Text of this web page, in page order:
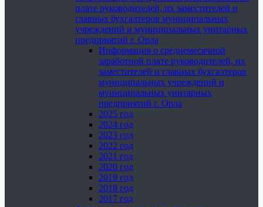
плате руководителей, их заместителей и
главных бухгалтеров муниципальных
учреждений и муниципальных унитарных
предприятий г. Орла
Информация о среднемесячной
заработной плате руководителей, их
заместителей и главных бухгалтеров
муниципальных учреждений и
муниципальных унитарных
предприятий г. Орла
2025 год
2024 год
2023 год
2022 год
2021 год
2020 год
2019 год
2018 год
2017 год